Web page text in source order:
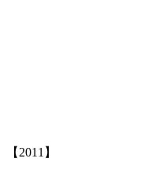
【2011】